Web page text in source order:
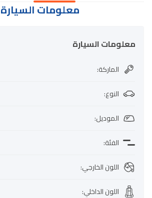
معلومات السيارة
معلومات السيارة
الماركة:
النوع:
الموديل:
الفئة:
اللون الخارجي:
اللون الداخلي: